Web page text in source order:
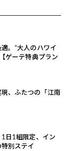
。“大人のハワイ
ゲーテ特典プラン
、ふたつの「江南
日1組限定、イン
別ステイ